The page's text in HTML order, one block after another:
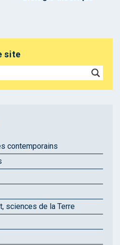
site
contemporains
sciences de la Terre